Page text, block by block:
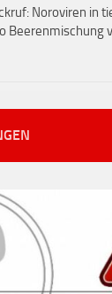
Noroviren in
Beerenmischung